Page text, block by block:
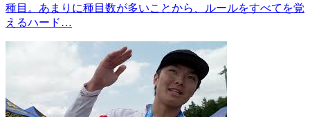
種目。あまりに種目数が多いことから、ルールをすべてを覚
えるハード…